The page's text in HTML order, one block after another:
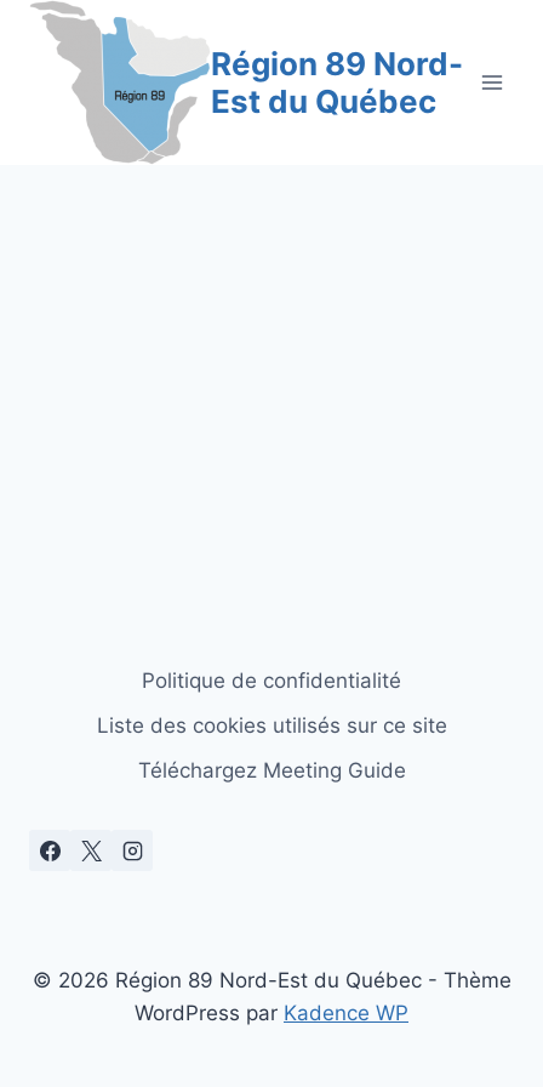
Aller
contenu
Région 89 Nord-
Est du Québec
Politique de confidentialité
Liste des cookies utilisés sur ce site
Téléchargez Meeting Guide
© 2026 Région 89 Nord-Est du Québec - Thème
WordPress par Kadence WP